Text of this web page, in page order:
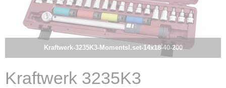
Kraftwerk-3235K3-Momentsl.set-14x18-40-200
Kraftwerk 3235K3